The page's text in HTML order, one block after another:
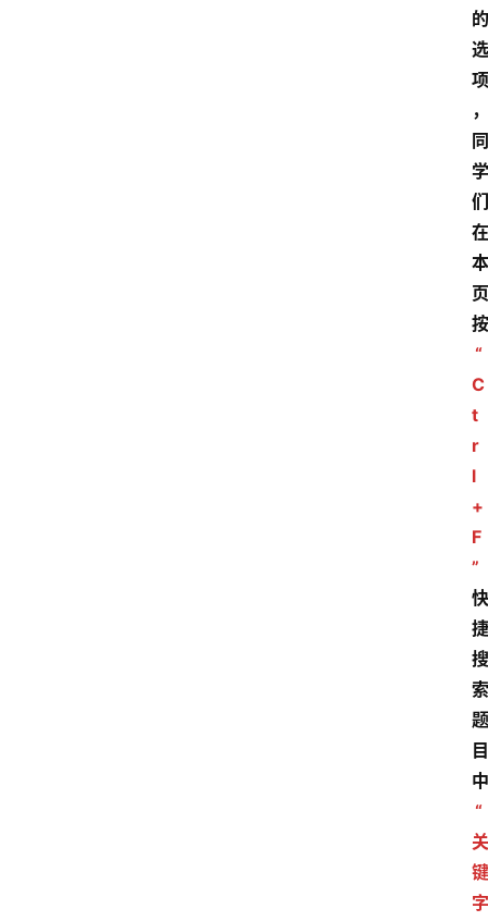
的
选
项
，
同
学
们
在
本
页
按
“
C
t
r
l
+
F
”
快
捷
搜
索
题
目
中
“
关
键
字